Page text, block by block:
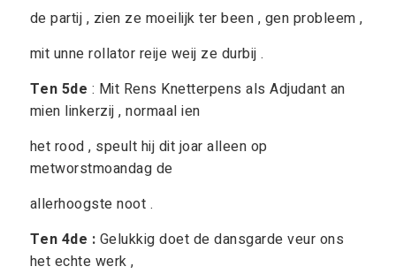
de partij , zien ze moeilijk ter been , gen probleem ,
mit unne rollator reije weij ze durbij .
Ten 5de : Mit Rens Knetterpens als Adjudant an
mien linkerzij , normaal ien
het rood , speult hij dit joar alleen op
metworstmoandag de
allerhoogste noot .
Ten 4de : Gelukkig doet de dansgarde veur ons
het echte werk ,